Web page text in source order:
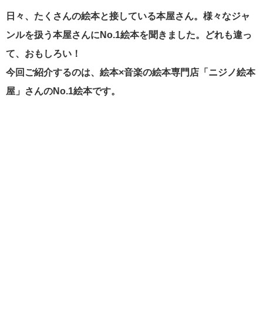
日々、たくさんの絵本と接している本屋さん。様々なジャ
ンルを扱う本屋さんにNo.1絵本を聞きました。どれも違っ
て、おもしろい！
今回ご紹介するのは、絵本×音楽の絵本専門店「ニジノ絵本
屋」さんのNo.1絵本です。